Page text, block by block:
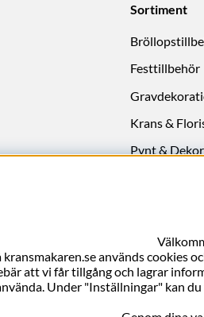
Sortiment
Festtillbehör
Krans &
Pynt &
kransmakaren.se används cookies
att vi får tillgång och lagrar
Under "Inställningar" kan